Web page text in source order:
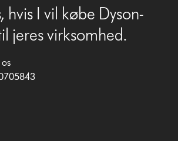
hvis I vil købe Dyson-
jeres virksomhed.